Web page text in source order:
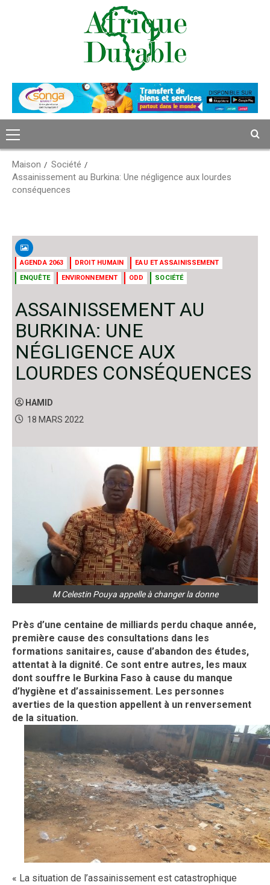
Menu
principal
Maison
Société
Assainissement au Burkina: Une négligence aux lourdes
conséquences
AGENDA 2063 DROIT HUMAIN
EAU ET ASSAINISSEMENT
ENQUÊTE
ENVIRONNEMENT ODD SOCIÉTÉ
ASSAINISSEMENT AU
BURKINA: UNE
NÉGLIGENCE AUX
LOURDES CONSÉQUENCES
HAMID
18 MARS 2022
M Celestin Pouya appelle à changer la donne
Près d’une centaine de milliards perdu chaque année,
première cause des consultations dans les
formations sanitaires, cause d’abandon des études,
attentat à la dignité. Ce sont entre autres, les maux
dont souffre le Burkina Faso à cause du manque
d’hygiène et d’assainissement. Les personnes
averties de la question appellent à un renversement
de la situation.
« La situation de l’assainissement est catastrophique